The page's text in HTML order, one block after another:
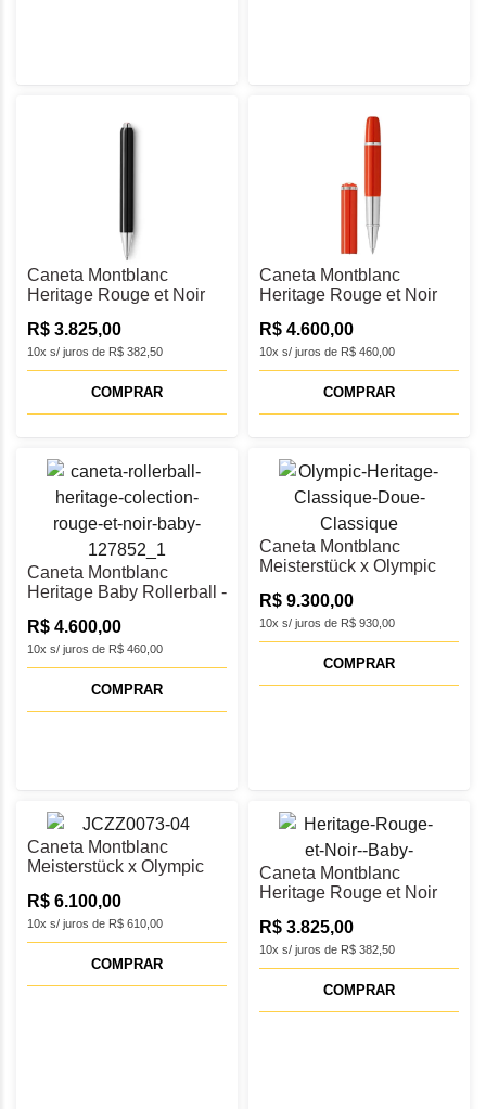
Caneta Montblanc
Heritage Rouge et Noir
MB127853
10x s/ juros de R$ 382,50
R$ 3.825,00
COMPRAR
Caneta Montblanc
Heritage Rouge et Noir
MB127857
10x s/ juros de R$ 460,00
R$ 4.600,00
COMPRAR
Caneta Montblanc
Heritage Baby Rollerball -
10x s/ juros de R$ 460,00
R$ 4.600,00
COMPRAR
Caneta Montblanc
Meisterstück x Olympic
Doué Classique Tinteiro
M - MB131367
10x s/ juros de R$ 930,00
R$ 9.300,00
COMPRAR
Caneta Montblanc
Meisterstück x Olympic
Esferográfica -
MB131369
10x s/ juros de R$ 610,00
R$ 6.100,00
COMPRAR
Caneta Montblanc
Heritage Rouge et Noir
MB128123
10x s/ juros de R$ 382,50
R$ 3.825,00
COMPRAR